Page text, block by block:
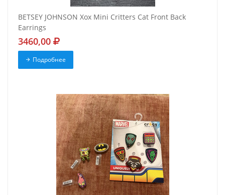
BETSEY JOHNSON Xox Mini Critters Cat Front Back
Earrings
3460,00
Подробнее